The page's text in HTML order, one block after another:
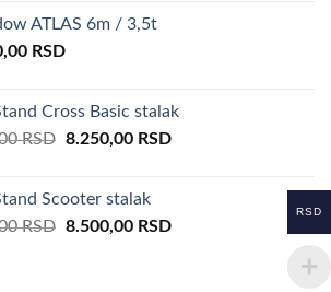
ATLAS 6m / 3,5t
RSD
Cross Basic stalak
RSD Original
15.010,00 RSD.
8.250,00 RSDCurrent
Scooter stalak
RSD Original
8.500,00 RSDCurrent
RSD